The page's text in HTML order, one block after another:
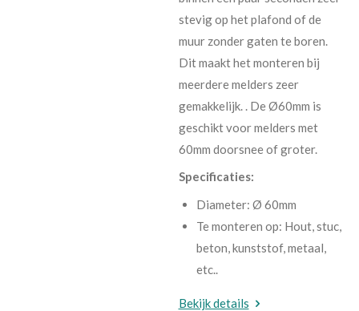
stevig op het plafond of de
muur zonder gaten te boren.
Dit maakt het monteren bij
meerdere melders zeer
gemakkelijk. . De Ø60mm is
geschikt voor melders met
60mm doorsnee of groter.
Specificaties:
Diameter: Ø 60mm
Te monteren op: Hout, stuc,
beton, kunststof, metaal,
etc..
Bekijk details